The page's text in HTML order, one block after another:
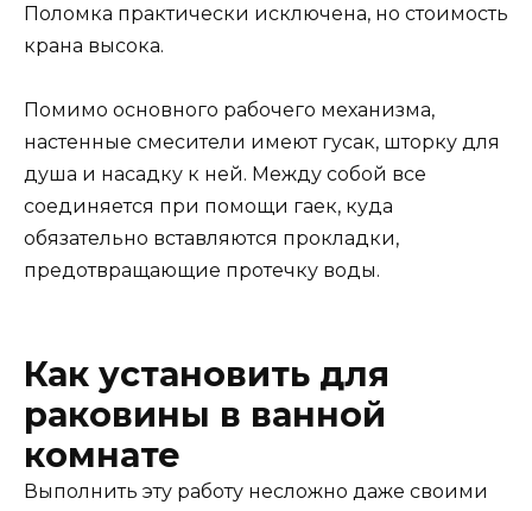
Поломка практически исключена, но стоимость
крана высока.
Помимо основного рабочего механизма,
настенные смесители имеют гусак, шторку для
душа и насадку к ней. Между собой все
соединяется при помощи гаек, куда
обязательно вставляются прокладки,
предотвращающие протечку воды.
Как установить для
раковины в ванной
комнате
Выполнить эту работу несложно даже своими